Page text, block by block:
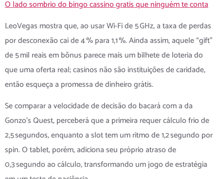
O lado sombrio do bingo cassino gratis que ninguém te conta
LeoVegas mostra que, ao usar Wi‑Fi de 5 GHz, a taxa de perdas
por desconexão cai de 4 % para 1,1 %. Ainda assim, aquele “gift”
de 5 mil reais em bônus parece mais um bilhete de loteria do
que uma oferta real; casinos não são instituições de caridade,
então esqueça a promessa de dinheiro grátis.
Se comparar a velocidade de decisão do bacará com a da
Gonzo’s Quest, perceberá que a primeira requer cálculo frio de
2,5 segundos, enquanto a slot tem um ritmo de 1,2 segundo por
spin. O tablet, porém, adiciona seu próprio atraso de
0,3 segundo ao cálculo, transformando um jogo de estratégia